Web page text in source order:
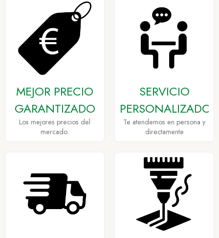
MEJOR PRECIO
GARANTIZADO
Los mejores precios del
mercado.
SERVICIO
PERSONALIZADO
Te atendemos en persona y
directamente